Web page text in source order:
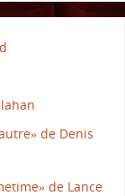
de Denis
de Lance